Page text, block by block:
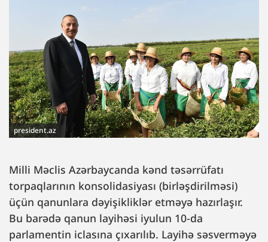
president.az
Milli Məclis Azərbaycanda kənd təsərrüfatı
torpaqlarının konsolidasiyası (birləşdirilməsi)
üçün qanunlara dəyişikliklər etməyə hazırlaşır.
Bu barədə qanun layihəsi iyulun 10-da
parlamentin iclasına çıxarılıb. Layihə səsverməyə